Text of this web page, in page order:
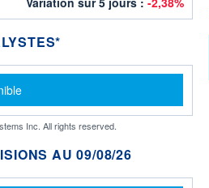
Inc. All rights reserved.
AU 09/08/26